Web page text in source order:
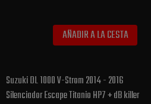
AÑADIR A LA CESTA
Suzuki DL 1000 V-Strom 2014 - 2016
Silenciador Escape Titanio HP7 + dB killer